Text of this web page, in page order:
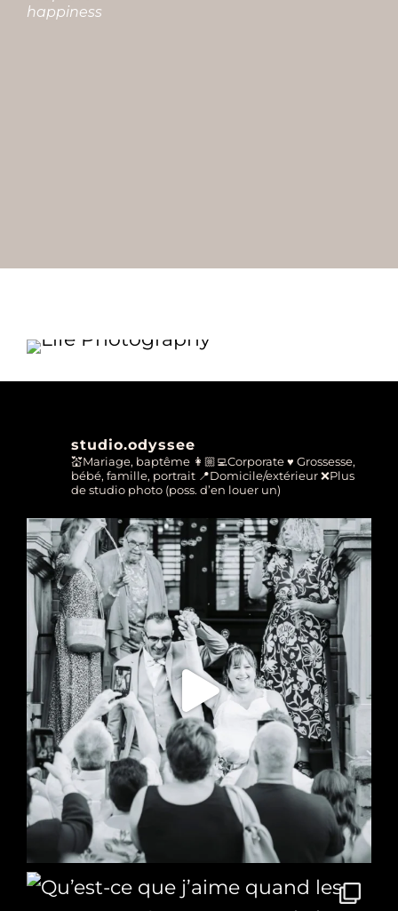
happiness
studio.odyssee
💒Mariage, baptême 👩🏼‍💻Corporate♥ Grossesse,
bébé, famille, portrait 📍Domicile/extérieur❌Plus
de studio photo (poss. d’en louer un)